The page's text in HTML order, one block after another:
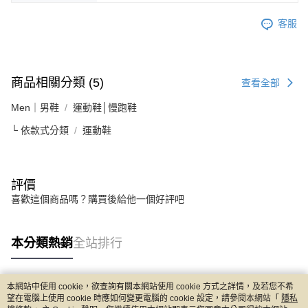
客服
商品相關分類 (5) 查看全部
Men｜男鞋 運動鞋│慢跑鞋
└ 依款式分類 運動鞋
評價
喜歡這個商品嗎？購買後給他一個好評吧
本分類熱銷全站排行
熱門標籤
本網站中使用 cookie，欲查詢有關本網站使用 cookie 方式之詳情，及若您不希
望在電腦上使用 cookie 時應如何變更電腦的 cookie 設定，請參閱本網站「 隱私